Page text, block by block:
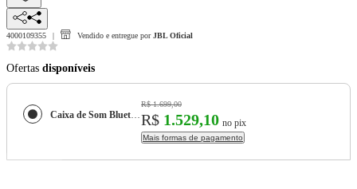
4000109355 Vendido e entregue por JBL Oficial
Ofertas disponíveis
Caixa de Som Bluetooth JBL Xtreme 5 Preta
R$ 1.699,00
R$ 1.529,10 no pix
Mais formas de pagamento